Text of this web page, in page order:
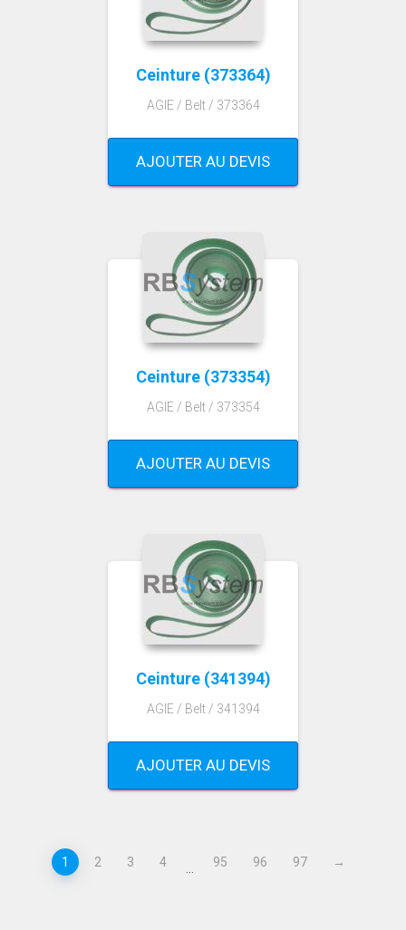
Ceinture (373364)
AGIE / Belt / 373364
AJOUTER AU DEVIS
Ceinture (373354)
AGIE / Belt / 373354
AJOUTER AU DEVIS
Ceinture (341394)
AGIE / Belt / 341394
AJOUTER AU DEVIS
1 2 3 4 95 96 97 →